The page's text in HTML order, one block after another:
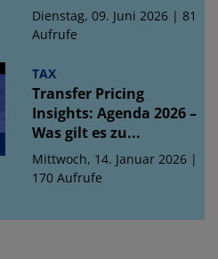
Dienstag, 09. Juni 2026 | 81
Aufrufe
TAX
Transfer Pricing
Insights: Agenda 2026 –
Was gilt es zu...
Mittwoch, 14. Januar 2026 |
170 Aufrufe